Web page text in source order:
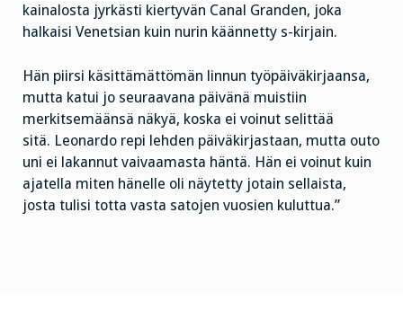
kainalosta jyrkästi kiertyvän Canal Granden, joka
halkaisi Venetsian kuin nurin käännetty s-kirjain.
Hän piirsi käsittämättömän linnun työpäiväkirjaansa,
mutta katui jo seuraavana päivänä muistiin
merkitsemäänsä näkyä, koska ei voinut selittää
sitä. Leonardo repi lehden päiväkirjastaan, mutta outo
uni ei lakannut vaivaamasta häntä. Hän ei voinut kuin
ajatella miten hänelle oli näytetty jotain sellaista,
josta tulisi totta vasta satojen vuosien kuluttua.”